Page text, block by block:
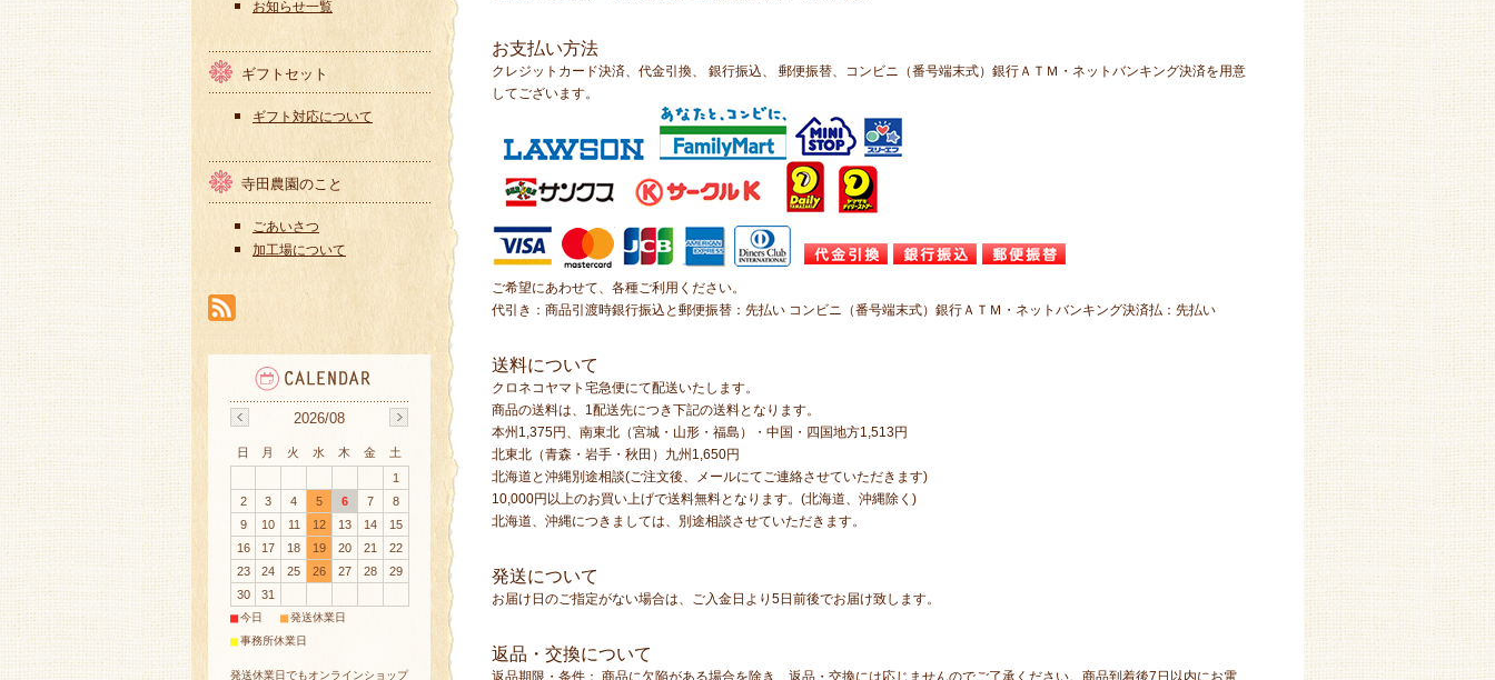
お支払い方法
クレジットカード決済、代金引換、 銀行振込、 郵便振替、コンビニ（番号端末式）銀行ＡＴＭ・ネットバンキング決済を用意
してございます。
ご希望にあわせて、各種ご利用ください。
代引き：商品引渡時銀行振込と郵便振替：先払い コンビニ（番号端末式）銀行ＡＴＭ・ネットバンキング決済払：先払い
送料について
クロネコヤマト宅急便にて配送いたします。
商品の送料は、1配送先につき下記の送料となります。
本州1,375円、南東北（宮城・山形・福島）・中国・四国地方1,513円
北東北（青森・岩手・秋田）九州1,650円
北海道と沖縄別途相談(ご注文後、メールにてご連絡させていただきます)
10,000円以上のお買い上げで送料無料となります。(北海道、沖縄除く)
北海道、沖縄につきましては、別途相談させていただきます。
発送について
お届け日のご指定がない場合は、ご入金日より5日前後でお届け致します。
返品・交換について
返品期限・条件： 商品に欠陥がある場合を除き、返品・交換には応じませんのでご了承ください。商品到着後7日以内にお電
お知らせ一覧
ギフトセット
ギフト対応について
寺田農園のこと
ごあいさつ
加工場について
2026/08
日 月 火 水 木 金
土
1
2
3 4 5 6 7
8
9
10 11 12 13 14
15
16
17 18 19 20 21
22
23
24 25 26 27 28
29
30
31
■今日 ■発送休業日
■事務所休業日
発送休業日でもオンラインショップ